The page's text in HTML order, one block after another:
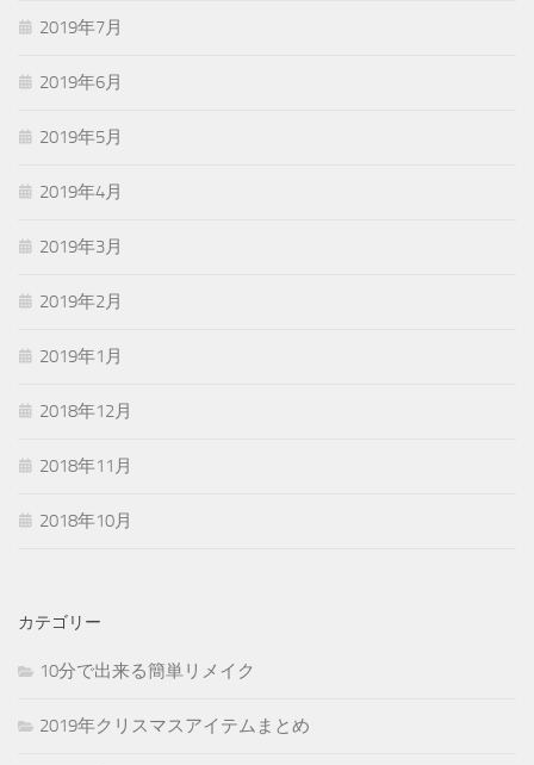
2019年7月
2019年6月
2019年5月
2019年4月
2019年3月
2019年2月
2019年1月
2018年12月
2018年11月
2018年10月
カテゴリー
10分で出来る簡単リメイク
2019年クリスマスアイテムまとめ